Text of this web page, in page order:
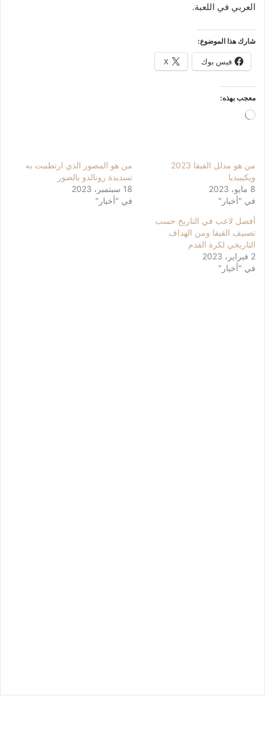
العربي في اللعبة.
شارك هذا الموضوع:
فيس بوك X
معجب بهذه:
جاري
من هو مدلل الفيفا 2023
ويكيبيديا
8 مايو، 2023
في "أخبار"
من هو المصور الذي ارتطمت به
تسديدة رونالدو بالصور
18 سبتمبر، 2023
في "أخبار"
أفضل لاعب في التاريخ حسب
تصنيف الفيفا ومن الهداف
التاريخي لكرة القدم
2 فبراير، 2023
في "أخبار"